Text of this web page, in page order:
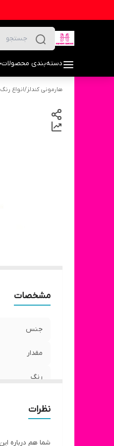
دسته‌بندی محصولات
هارمونی کندلز/انواع
مشخصات
جنس
مقدار
رنگ
نظرات
شما هم درباره